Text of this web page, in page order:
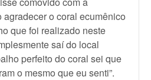
agradecer o coral ecumênico
que foi realizado neste
saí do local
perfeito do coral sei que
o mesmo que eu senti”.